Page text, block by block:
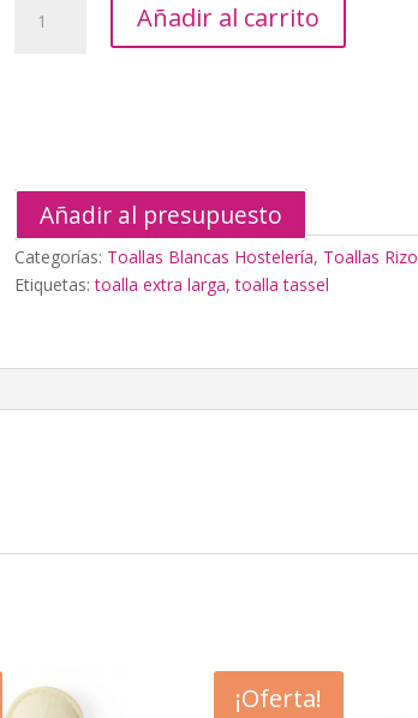
Tassel
Añadir al carrito
Añadir al presupuesto
Categorías: Toallas Blancas Hostelería, Toallas Rizo
Etiquetas:toalla extra larga,toalla tassel
¡Oferta!